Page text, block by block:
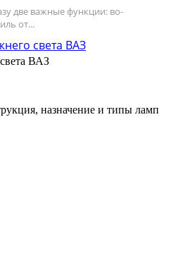
две важные функции: во-
от...
ВАЗ
назначение и типы ламп